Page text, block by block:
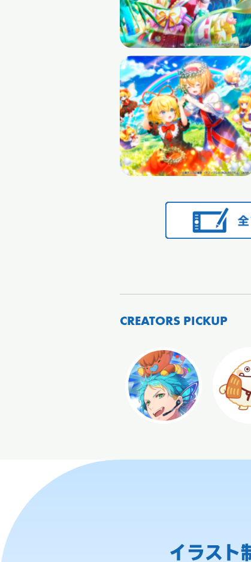
CREATORS PICKUP
イラスト